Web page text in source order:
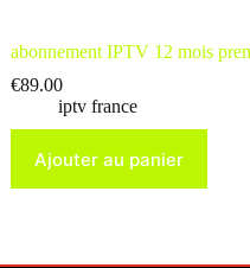
abonnement IPTV 12 mois
€89.00
iptv france
Ajouter au panier